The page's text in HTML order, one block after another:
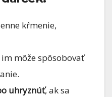
kŕmenie,
môže spôsobovať
uhryznúť, ak sa